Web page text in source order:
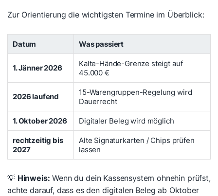
Zur Orientierung die wichtigsten Termine im Überblick:
Datum Was passiert
1. Jänner 2026
Kalte-Hände-Grenze steigt auf
45.000 €
2026 laufend
15-Warengruppen-Regelung wird
Dauerrecht
1. Oktober 2026
Digitaler Beleg wird möglich
rechtzeitig bis
2027
Alte Signaturkarten / Chips prüfen
lassen
💡 Hinweis: Wenn du dein Kassensystem ohnehin prüfst,
achte darauf, dass es den digitalen Beleg ab Oktober